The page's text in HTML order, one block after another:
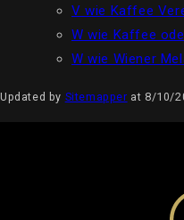
V wie Kaffee
W wie Kaffee
W wie Wiener
Updated by Sitemapper at 8/10/